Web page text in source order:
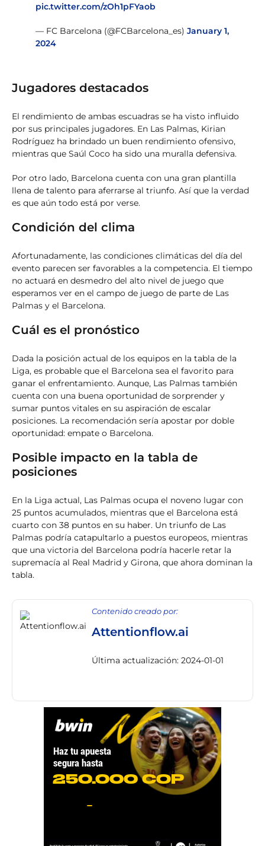
pic.twitter.com/zOh1pFYaob
— FC Barcelona (@FCBarcelona_es) January 1,
2024
Jugadores destacados
El rendimiento de ambas escuadras se ha visto influido
por sus principales jugadores. En Las Palmas, Kirian
Rodríguez ha brindado un buen rendimiento ofensivo,
mientras que Saúl Coco ha sido una muralla defensiva.
Por otro lado, Barcelona cuenta con una gran plantilla
llena de talento para aferrarse al triunfo. Así que la verdad
es que aún todo está por verse.
Condición del clima
Afortunadamente, las condiciones climáticas del día del
evento parecen ser favorables a la competencia. El tiempo
no actuará en desmedro del alto nivel de juego que
esperamos ver en el campo de juego de parte de Las
Palmas y el Barcelona.
Cuál es el pronóstico
Dada la posición actual de los equipos en la tabla de la
Liga, es probable que el Barcelona sea el favorito para
ganar el enfrentamiento. Aunque, Las Palmas también
cuenta con una buena oportunidad de sorprender y
sumar puntos vitales en su aspiración de escalar
posiciones. La recomendación sería apostar por doble
oportunidad: empate o Barcelona.
Posible impacto en la tabla de
posiciones
En la Liga actual, Las Palmas ocupa el noveno lugar con
25 puntos acumulados, mientras que el Barcelona está
cuarto con 38 puntos en su haber. Un triunfo de Las
Palmas podría catapultarlo a puestos europeos, mientras
que una victoria del Barcelona podría hacerle retar la
supremacía al Real Madrid y Girona, que ahora dominan la
tabla.
Contenido creado por:
Attentionflow.ai
Última actualización: 2024-01-01